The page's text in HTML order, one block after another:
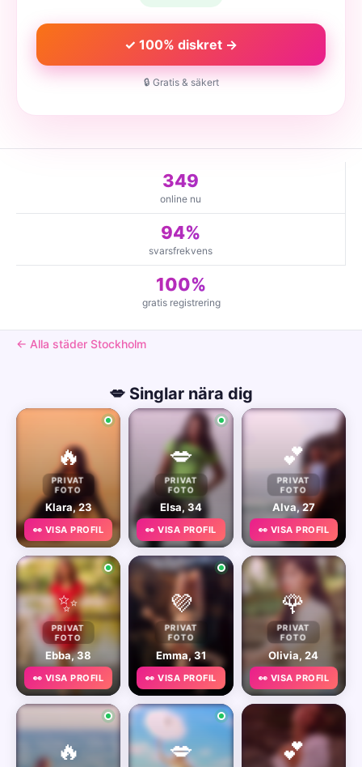
✓ 100% diskret →
🔒 Gratis & säkert
349
online nu
94%
svarsfrekvens
100%
gratis registrering
← Alla städer Stockholm
💋 Singlar nära dig
🔥
PRIVAT
FOTO
Klara, 23
👀 VISA PROFIL
💋
PRIVAT
FOTO
Elsa, 34
👀 VISA PROFIL
💕
PRIVAT
FOTO
Alva, 27
👀 VISA PROFIL
✨
PRIVAT
FOTO
Ebba, 38
👀 VISA PROFIL
💜
PRIVAT
FOTO
Emma, 31
👀 VISA PROFIL
🌹
PRIVAT
FOTO
Olivia, 24
👀 VISA PROFIL
🔥 💋 💕